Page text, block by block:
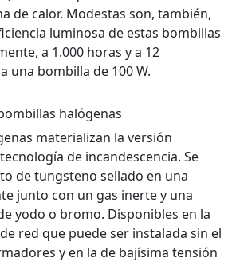
de calor. Modestas son, también,
luminosa de estas bombillas
a 1.000 horas y a 12
una bombilla de 100 W.
halógenas
materializan la versión
de incandescencia. Se
de tungsteno sellado en una
junto con un gas inerte y una
yodo o bromo. Disponibles en la
red que puede ser instalada sin el
y en la de bajísima tensión